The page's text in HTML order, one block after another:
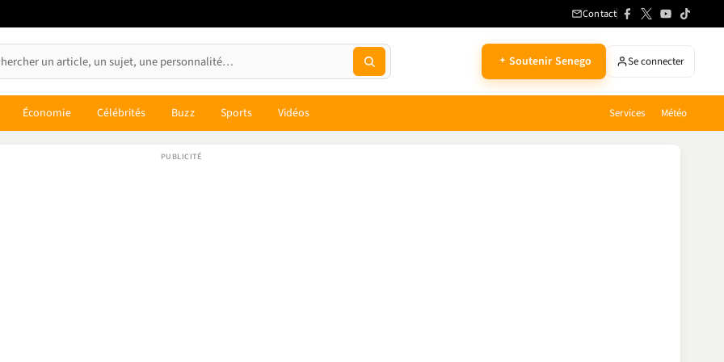
Contact
Soutenir Senego Se connecter
Économie Célébrités Buzz Sports Vidéos Services Météo